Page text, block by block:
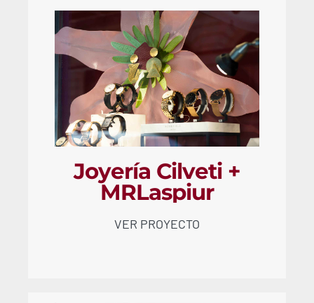
Joyería Cilveti +
MRLaspiur
VER PROYECTO